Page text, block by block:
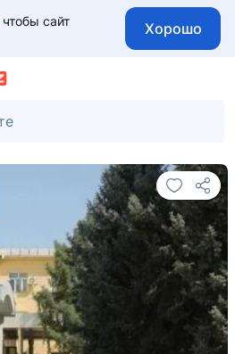
чтобы сайт
Хорошо